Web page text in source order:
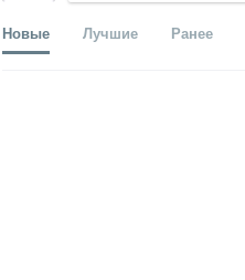
Новые Лучшие Ранее